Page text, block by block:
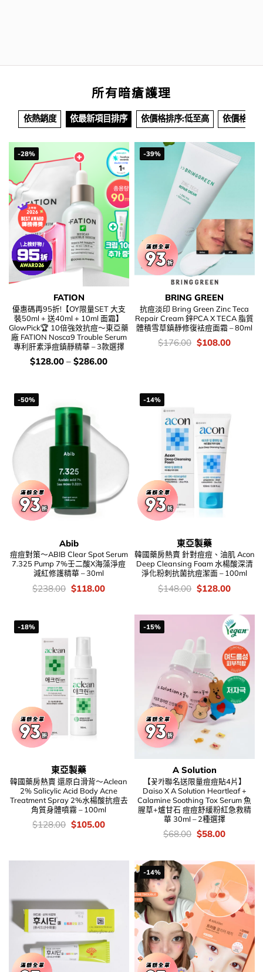
所有暗瘡護理
依熱銷度 依最新項目排序 依價格排序:低至高 依價格排
-28%
FATION
優惠碼再95折!【OY限量SET 大支
裝50ml + 送40ml + 10ml 面霜】
GlowPick🏆 10倍強效抗痘～東亞藥
廠 FATION Nosca9 Trouble Serum
專利肝素淨痘鎮靜精華 – 3款選擇
價
錢：
$128.00 – $286.00
-39%
BRING GREEN
抗痘淡印 Bring Green Zinc Teca
Repair Cream 鋅PCA X TECA 脂質
體積雪草鎮靜修復袪痘面霜 – 80ml
價
錢：
$176.00 Original
price
$108.00Current
-50%
Abib
痘痘對策～ABIB Clear Spot Serum
7.325 Pump 7%壬二酸X海藻淨痘
減紅修護精華 – 30ml
價
錢：
$238.00 Original
price
$118.00Current
$118.00.
-14%
東亞製藥
韓國藥房熱賣 針對痘痘、油肌 Acon
Deep Cleansing Foam 水楊酸深清
淨化粉刺抗菌抗痘潔面 – 100ml
價
錢：
$148.00 Original
price
$148.00.
$128.00Current
-18%
東亞製藥
韓國藥房熱賣 還原白滑背～Aclean
2% Salicylic Acid Body Acne
Treatment Spray 2%水楊酸抗痘去
角質身體噴霧 – 100ml
價
錢：
$128.00 Original
price
$105.00Current
-15%
A Solution
【꽃카聯名送限量痘痘貼4片】
Daiso X A Solution Heartleaf +
Calamine Soothing Tox Serum 魚
腥草+爐甘石 痘痘舒緩粉紅急救精
華 30ml – 2種選擇
價
錢：
$68.00 Original
price
$68.00.
$58.00Current
$58.00.
-14%